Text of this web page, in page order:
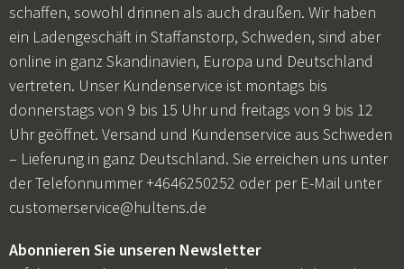
schaffen, sowohl drinnen als auch draußen. Wir haben
ein Ladengeschäft in Staffanstorp, Schweden, sind aber
online in ganz Skandinavien, Europa und Deutschland
vertreten. Unser Kundenservice ist montags bis
donnerstags von 9 bis 15 Uhr und freitags von 9 bis 12
Uhr geöffnet. Versand und Kundenservice aus Schweden
– Lieferung in ganz Deutschland. Sie erreichen uns unter
der Telefonnummer +4646250252 oder per E-Mail unter
customerservice@hultens.de
Abonnieren Sie unseren Newsletter